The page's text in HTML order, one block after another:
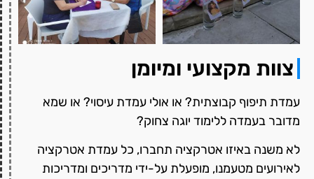
צוות מקצועי ומיומן
עמדת תיפוף קבוצתית? או אולי עמדת עיסוי? או שמא
מדובר בעמדה ללימוד יוגה צחוק?
לא משנה באיזו אטרקציה תחברו, כל עמדת אטרקציה
לאירועים מטעמנו, מופעלת על-ידי מדריכים ומדריכות